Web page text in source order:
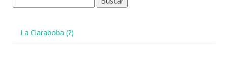
La Claraboba (?)